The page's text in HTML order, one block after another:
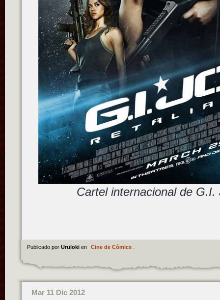
Cartel internacional de G.I.
Publicado por Uruloki en Cine de Cómics.
Mar 11 Dic 2012